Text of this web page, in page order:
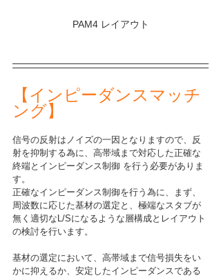
PAM4 レイアウト
【インピーダンスマッチ
ング】
信号の反射はノイズの一因となりますので、反
射を抑制する為に、高帯域まで対応した正確な
終端とインピーダンス制御 を行う必要がありま
す。
正確なインピーダンス制御を行う為に、まず、
周波数に応じた基材の選定と、極端なスタブが
無く適切なL/Sになるような層構成とレイアウト
の検討を行います。
基材の選定において、高帯域まで信号損失をい
かに抑えるか、安定したインピーダンスである